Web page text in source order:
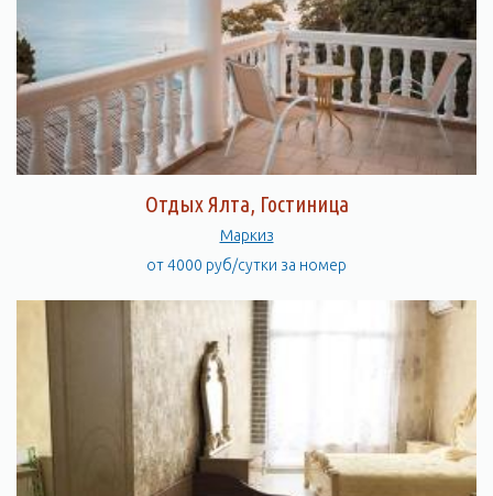
Отдых Ялта, Гостиница
Маркиз
от 4000 руб/сутки за номер